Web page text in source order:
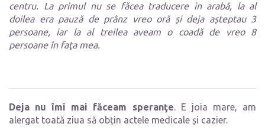
centru. La primul nu se făcea traducere in arabă, la al
doilea era pauză de prânz vreo oră și deja așteptau 3
persoane, iar la al treilea aveam o coadă de vreo 8
persoane în faţa mea.
Deja nu îmi mai făceam speranţe. E joia mare, am
alergat toată ziua să obțin actele medicale și cazier.